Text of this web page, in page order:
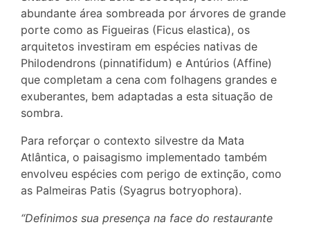
abundante área sombreada por árvores de grande
porte como as Figueiras (Ficus elastica), os
arquitetos investiram em espécies nativas de
Philodendrons (pinnatifidum) e Antúrios (Affine)
que completam a cena com folhagens grandes e
exuberantes, bem adaptadas a esta situação de
sombra.
Para reforçar o contexto silvestre da Mata
Atlântica, o paisagismo implementado também
envolveu espécies com perigo de extinção, como
as Palmeiras Patis (Syagrus botryophora).
“Definimos sua presença na face do restaurante